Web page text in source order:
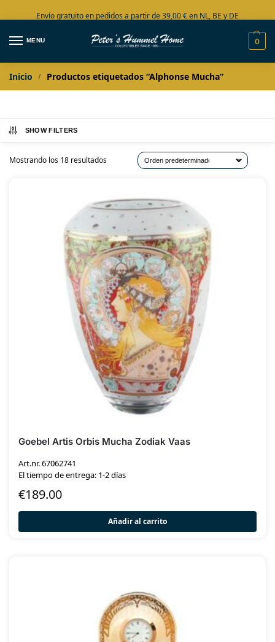
Envío gratuito en pedidos a partir de 39,00 € en NL, BE y DE
Amplia colección en stock
MENU 0
Inicio / Productos etiquetados “Alphonse Mucha”
SHOW FILTERS
Mostrando los 18 resultados
Goebel Artis Orbis Mucha Zodiak Vaas
Art.nr. 67062741
El tiempo de entrega: 1-2 días
€189.00
Añadir al carrito